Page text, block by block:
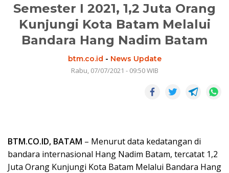
Semester I 2021, 1,2 Juta Orang
Kunjungi Kota Batam Melalui
Bandara Hang Nadim Batam
btm.co.id - News Update
Rabu, 07/07/2021 - 09:50 WIB
BTM.CO.ID, BATAM – Menurut data kedatangan di
bandara internasional Hang Nadim Batam, tercatat 1,2
Juta Orang Kunjungi Kota Batam Melalui Bandara Hang